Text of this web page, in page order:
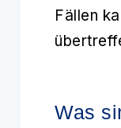
Fällen
Was